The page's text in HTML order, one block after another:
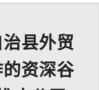
县外贸
资深谷